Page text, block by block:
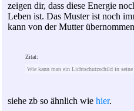
zeigen dir, dass diese Energie
Leben ist. Das Muster ist noch
kann von der Mutter
Zitat:
Wie kann man ein Lichtschutzschild in seine
siehe zb so ähnlich wie hier.